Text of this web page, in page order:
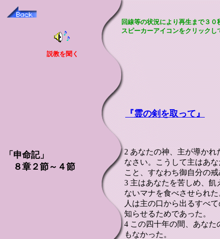
説教を聞く
「申命記」
８章２節～４節
2 あなたの神、主が導か
なさい。こうして主はあ
こと、すなわち御自分の
3 主はあなたを苦しめ、
ないマナを食べさせられ
人は主の口から出るすべ
知らせるためであった。
4 この四十年の間、あな
もなかった。
回線等の状況により再生まで３
スピーカーアイコンをクリック
『霊の剣を取って』